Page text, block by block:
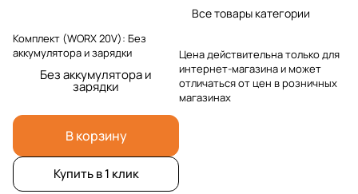
Комплект (WORX 20V): Без
аккумулятора и зарядки
Без аккумулятора и
зарядки
В корзину
Купить в 1 клик
Все товары категории
Цена действительна только для
интернет-магазина и может
отличаться от цен в розничных
магазинах